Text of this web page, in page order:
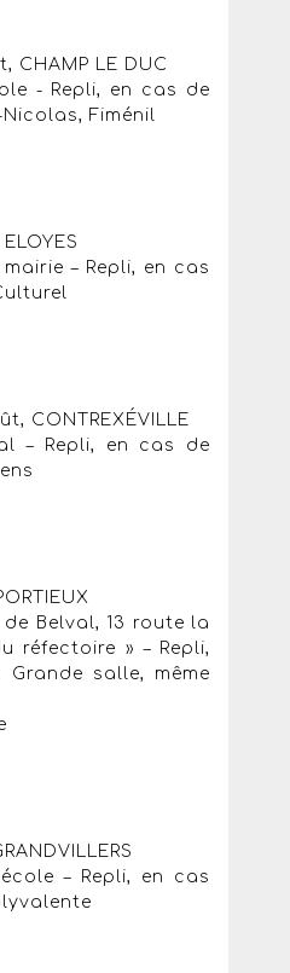
CHAMP LE DUC
- Repli, en cas de
Fiménil
– Repli, en cas
CONTREXÉVILLE
– Repli, en cas de
Belval, 13 route la
réfectoire » – Repli,
salle, même
– Repli, en cas